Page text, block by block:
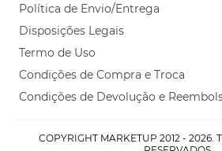
Política de Envio/Entrega
Disposições Legais
Termo de Uso
Condições de Compra e Troca
Condições de Devolução e
COPYRIGHT MARKETUP 2012 - 2026.